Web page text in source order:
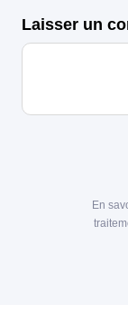
Laisser un
En